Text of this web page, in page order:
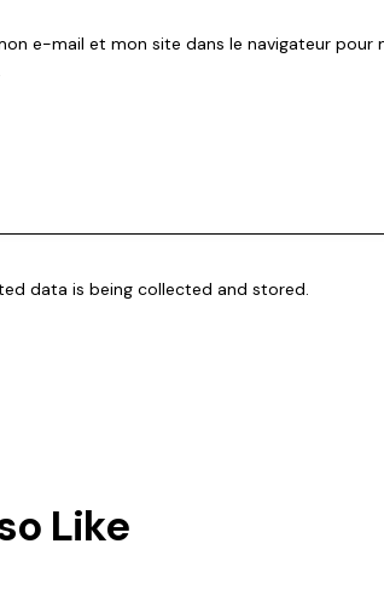
e-mail et mon site dans le navigateur pour
data is being collected and stored.
Like